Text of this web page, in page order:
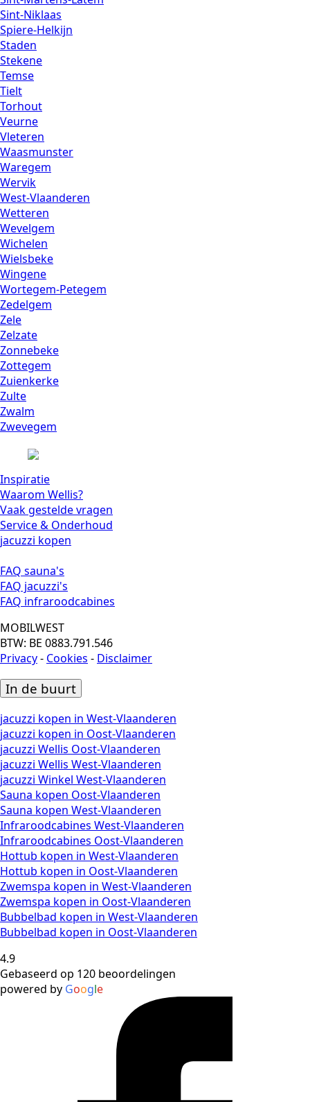
Sint-Niklaas
Spiere-Helkijn
Staden
Stekene
Temse
Tielt
Torhout
Veurne
Vleteren
Waasmunster
Waregem
Wervik
West-Vlaanderen
Wetteren
Wevelgem
Wichelen
Wielsbeke
Wingene
Wortegem-Petegem
Zedelgem
Zele
Zelzate
Zonnebeke
Zottegem
Zuienkerke
Zulte
Zwalm
Zwevegem
Inspiratie
Waarom Wellis?
Vaak gestelde vragen
Service & Onderhoud
jacuzzi kopen
FAQ sauna's
FAQ jacuzzi's
FAQ infraroodcabines
MOBILWEST
BTW: BE 0883.791.546
Privacy- Cookies - Disclaimer
In de buurt
jacuzzi kopen in West-Vlaanderen
jacuzzi kopen in Oost-Vlaanderen
jacuzzi Wellis Oost-Vlaanderen
jacuzzi Wellis West-Vlaanderen
jacuzzi Winkel West-Vlaanderen
Sauna kopen Oost-Vlaanderen
Sauna kopen West-Vlaanderen
Infraroodcabines West-Vlaanderen
Infraroodcabines Oost-Vlaanderen
Hottub kopen in West-Vlaanderen
Hottub kopen in Oost-Vlaanderen
Zwemspa kopen in West-Vlaanderen
Zwemspa kopen in Oost-Vlaanderen
Bubbelbad kopen in West-Vlaanderen
Bubbelbad kopen in Oost-Vlaanderen
4.9
Gebaseerd op 120 beoordelingen
powered by Google